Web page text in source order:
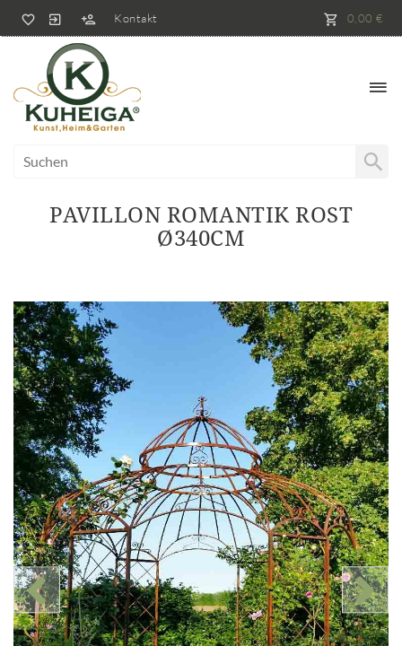
Kontakt 0,00 €
PAVILLON ROMANTIK ROST
Ø340CM